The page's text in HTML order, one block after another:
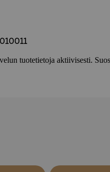
tuotetietoja aktiivisesti.